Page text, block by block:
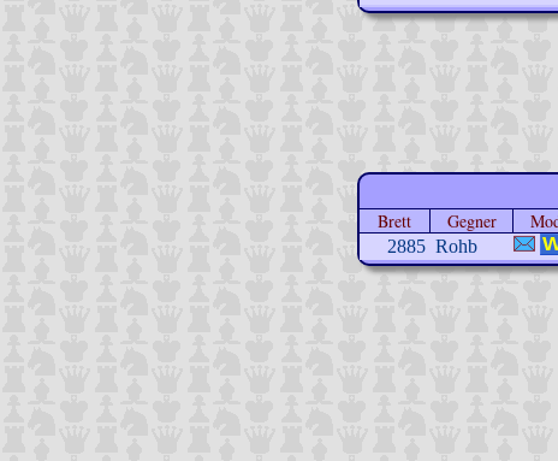
Brett Gegner
2885 Rohb